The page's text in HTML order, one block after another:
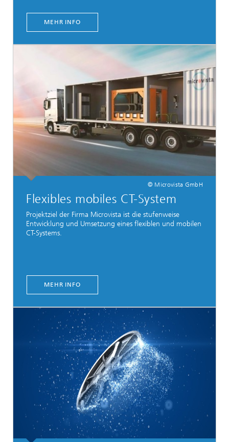
MEHR INFO
© Microvista GmbH
Flexibles mobiles CT-System
Projektziel der Firma Microvista ist die stufenweise
Entwicklung und Umsetzung eines flexiblen und mobilen
CT-Systems.
MEHR INFO